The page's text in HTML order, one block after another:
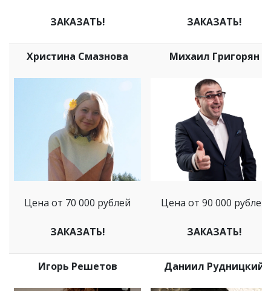
ЗАКАЗАТЬ! ЗАКАЗАТЬ!
Христина Смазнова
Цена от 70 000 рублей
ЗАКАЗАТЬ!
Михаил Григорян
Цена от 90 000 рублей
ЗАКАЗАТЬ!
Игорь Решетов Даниил Рудницкий